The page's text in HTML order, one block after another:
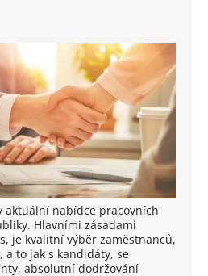
aktuální nabídce pracovních
Hlavními zásadami
je kvalitní výběr zaměstnanců,
a to jak s kandidáty, se
absolutní dodržování